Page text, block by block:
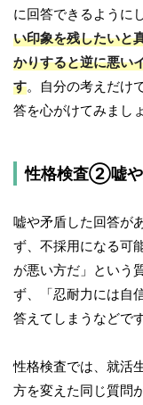
に回答できるように
い印象を残したいと
かりすると逆に悪い
す。自分の考えだけ
答を心がけてみましょ
性格検査②嘘や
嘘や矛盾した回答が
ず、不採用になる可
が悪い方だ」という
ず、「忍耐力には自
答えてしまうなどです
性格検査では、就活
方を変えた同じ質問